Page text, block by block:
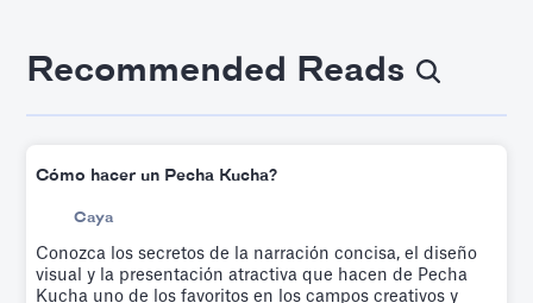
Recommended Reads
Cómo hacer un Pecha Kucha?
Caya
Conozca los secretos de la narración concisa, el diseño
visual y la presentación atractiva que hacen de Pecha
Kucha uno de los favoritos en los campos creativos y